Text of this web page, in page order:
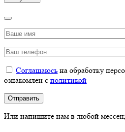
Соглашаюсь на обработку
ознакомлен с политикой
Или напишите нам в любой